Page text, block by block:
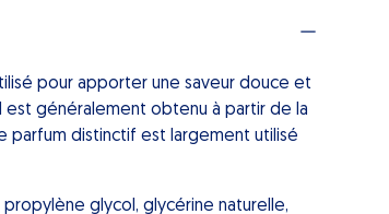
pour apporter une saveur douce et
est généralement obtenu à partir de la
parfum distinctif est largement utilisé
propylène glycol, glycérine naturelle,